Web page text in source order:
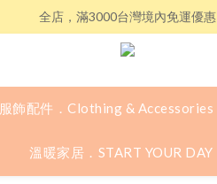
全店，滿3000台灣境內免運優惠
服飾配件．Clothing & Accessories
溫暖家居．START YOUR DAY